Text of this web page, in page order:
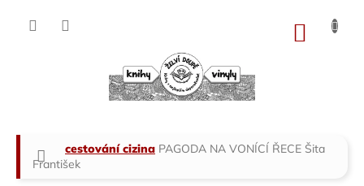
Domů
cestování cizina PAGODA NA VONÍCÍ ŘECE Šita
František